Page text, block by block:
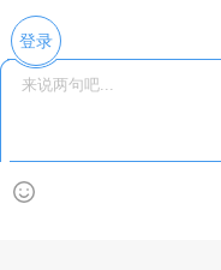
登录